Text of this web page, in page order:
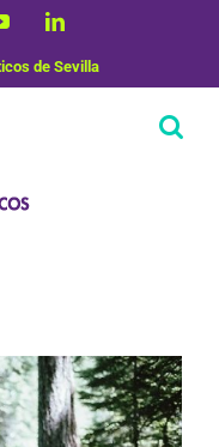
YouTubeLinkedIn
de Sevilla